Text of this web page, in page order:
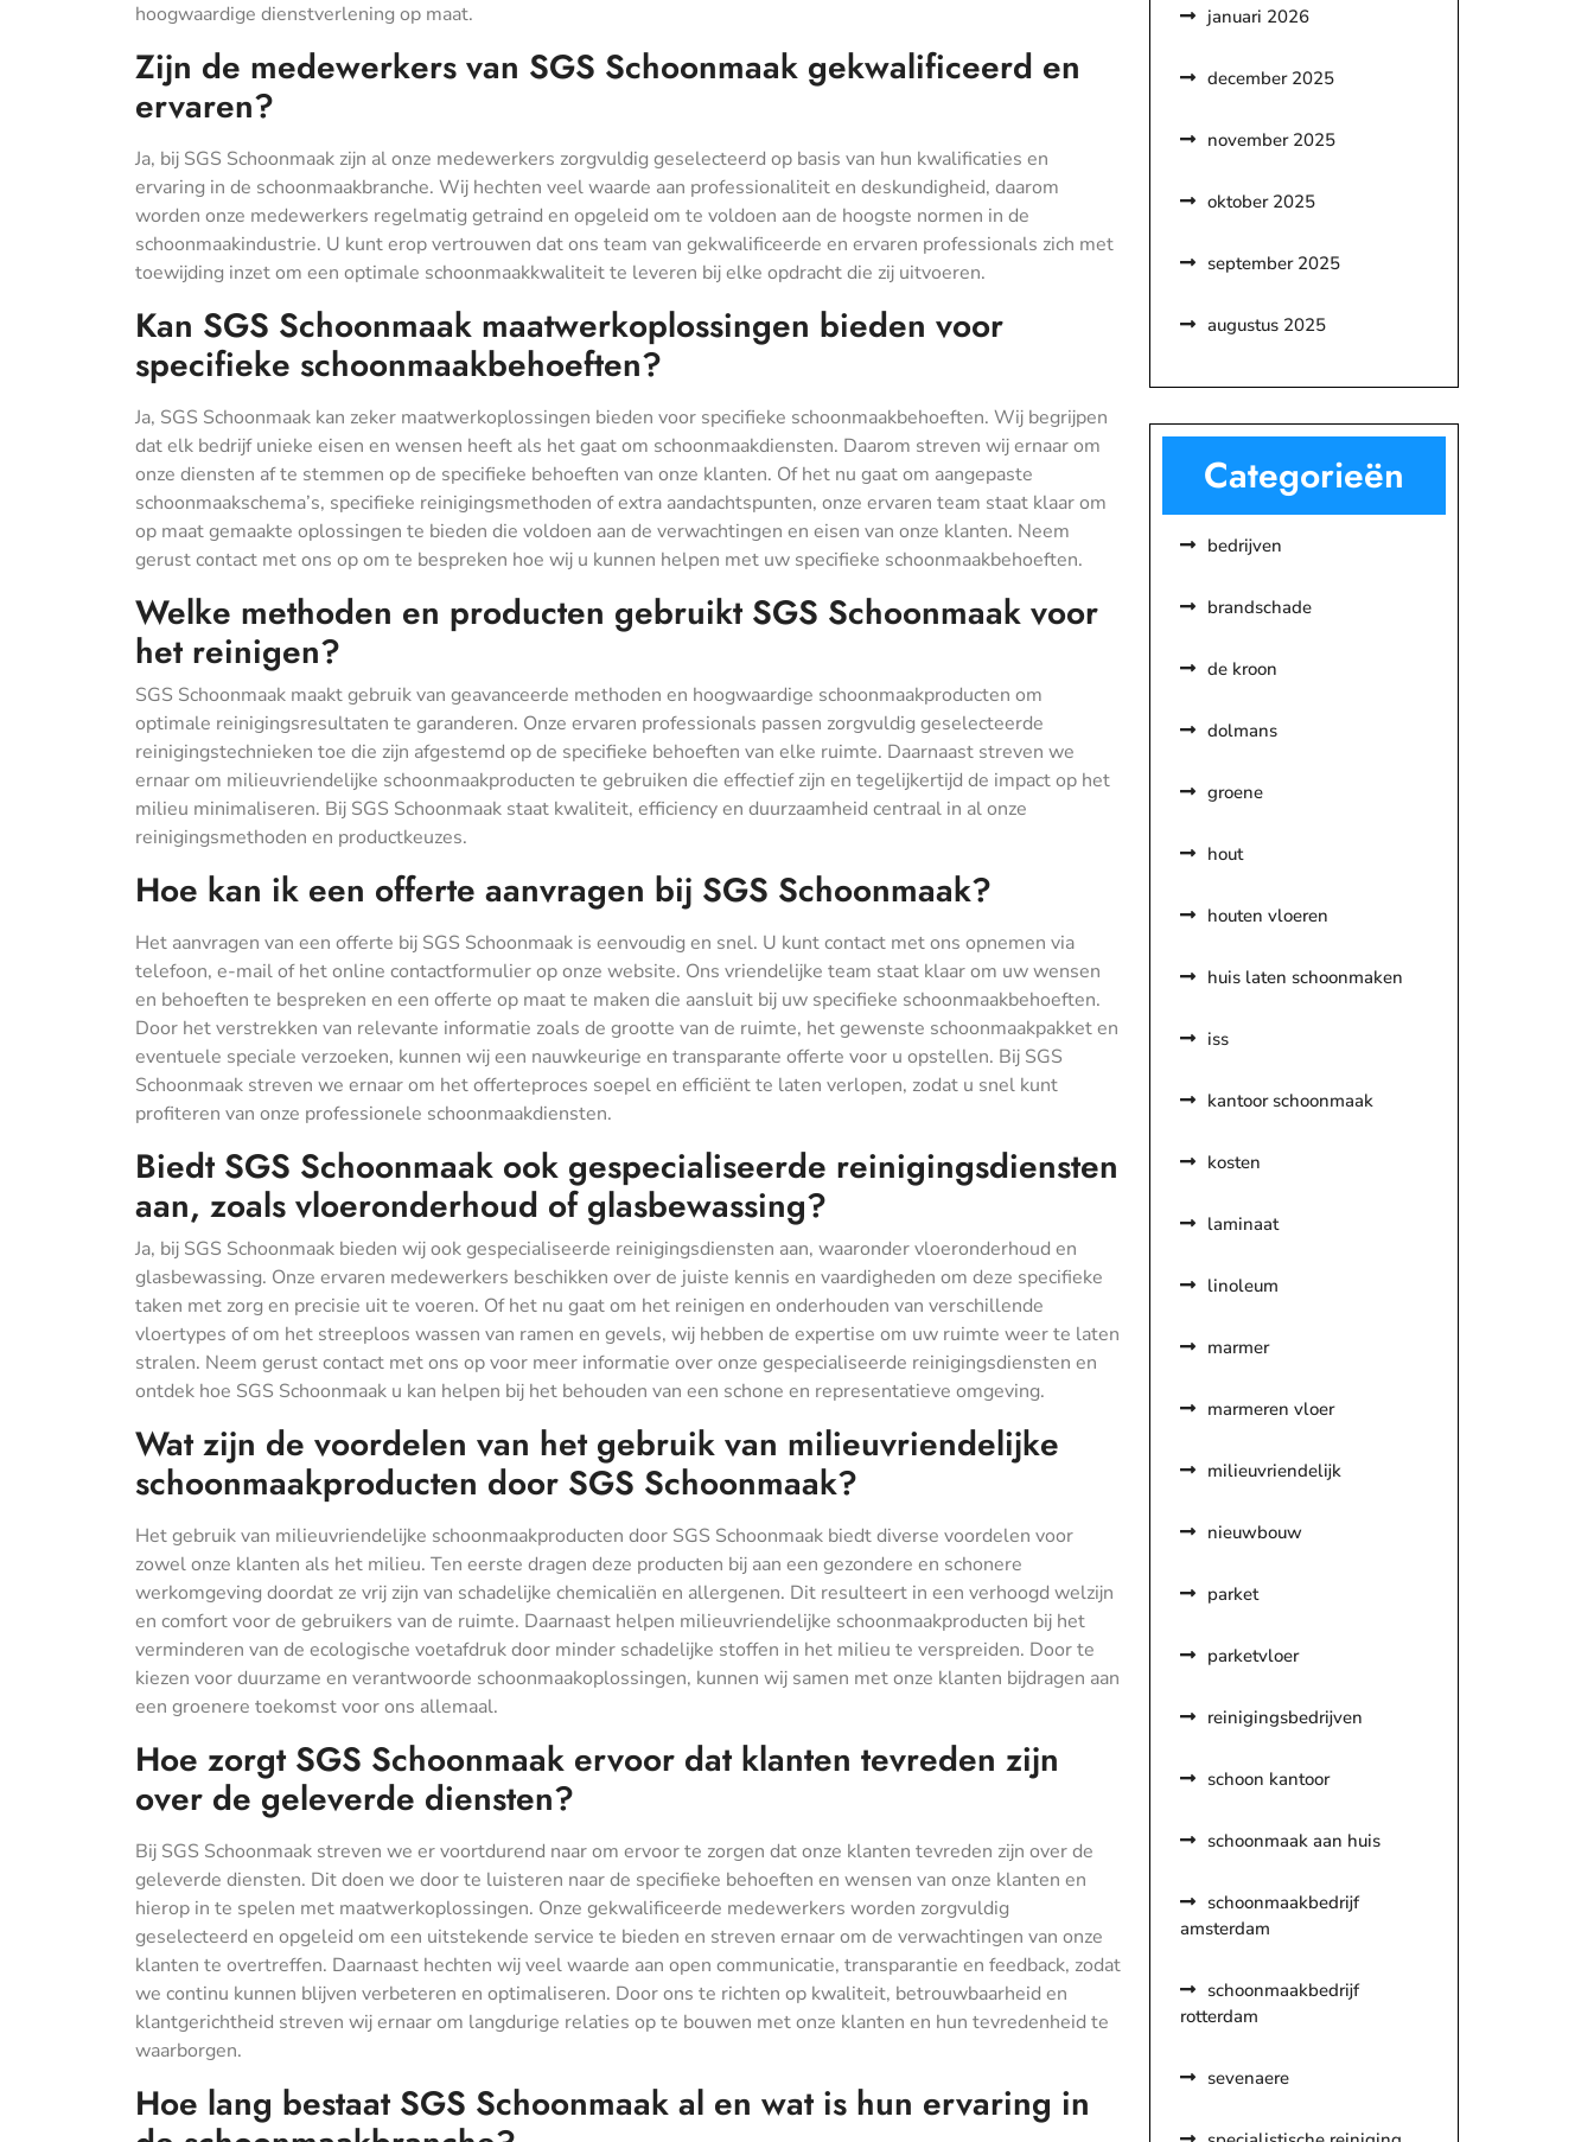
hoogwaardige dienstverlening op maat.
Zijn de medewerkers van SGS Schoonmaak gekwalificeerd en
ervaren?
Ja, bij SGS Schoonmaak zijn al onze medewerkers zorgvuldig geselecteerd op basis van hun kwalificaties en
ervaring in de schoonmaakbranche. Wij hechten veel waarde aan professionaliteit en deskundigheid, daarom
worden onze medewerkers regelmatig getraind en opgeleid om te voldoen aan de hoogste normen in de
schoonmaakindustrie. U kunt erop vertrouwen dat ons team van gekwalificeerde en ervaren professionals zich met
toewijding inzet om een optimale schoonmaakkwaliteit te leveren bij elke opdracht die zij uitvoeren.
Kan SGS Schoonmaak maatwerkoplossingen bieden voor
specifieke schoonmaakbehoeften?
Ja, SGS Schoonmaak kan zeker maatwerkoplossingen bieden voor specifieke schoonmaakbehoeften. Wij begrijpen
dat elk bedrijf unieke eisen en wensen heeft als het gaat om schoonmaakdiensten. Daarom streven wij ernaar om
onze diensten af te stemmen op de specifieke behoeften van onze klanten. Of het nu gaat om aangepaste
schoonmaakschema’s, specifieke reinigingsmethoden of extra aandachtspunten, onze ervaren team staat klaar om
op maat gemaakte oplossingen te bieden die voldoen aan de verwachtingen en eisen van onze klanten. Neem
gerust contact met ons op om te bespreken hoe wij u kunnen helpen met uw specifieke schoonmaakbehoeften.
Welke methoden en producten gebruikt SGS Schoonmaak voor
het reinigen?
SGS Schoonmaak maakt gebruik van geavanceerde methoden en hoogwaardige schoonmaakproducten om
optimale reinigingsresultaten te garanderen. Onze ervaren professionals passen zorgvuldig geselecteerde
reinigingstechnieken toe die zijn afgestemd op de specifieke behoeften van elke ruimte. Daarnaast streven we
ernaar om milieuvriendelijke schoonmaakproducten te gebruiken die effectief zijn en tegelijkertijd de impact op het
milieu minimaliseren. Bij SGS Schoonmaak staat kwaliteit, efficiency en duurzaamheid centraal in al onze
reinigingsmethoden en productkeuzes.
Hoe kan ik een offerte aanvragen bij SGS Schoonmaak?
Het aanvragen van een offerte bij SGS Schoonmaak is eenvoudig en snel. U kunt contact met ons opnemen via
telefoon, e-mail of het online contactformulier op onze website. Ons vriendelijke team staat klaar om uw wensen
en behoeften te bespreken en een offerte op maat te maken die aansluit bij uw specifieke schoonmaakbehoeften.
Door het verstrekken van relevante informatie zoals de grootte van de ruimte, het gewenste schoonmaakpakket en
eventuele speciale verzoeken, kunnen wij een nauwkeurige en transparante offerte voor u opstellen. Bij SGS
Schoonmaak streven we ernaar om het offerteproces soepel en efficiënt te laten verlopen, zodat u snel kunt
profiteren van onze professionele schoonmaakdiensten.
Biedt SGS Schoonmaak ook gespecialiseerde reinigingsdiensten
aan, zoals vloeronderhoud of glasbewassing?
Ja, bij SGS Schoonmaak bieden wij ook gespecialiseerde reinigingsdiensten aan, waaronder vloeronderhoud en
glasbewassing. Onze ervaren medewerkers beschikken over de juiste kennis en vaardigheden om deze specifieke
taken met zorg en precisie uit te voeren. Of het nu gaat om het reinigen en onderhouden van verschillende
vloertypes of om het streeploos wassen van ramen en gevels, wij hebben de expertise om uw ruimte weer te laten
stralen. Neem gerust contact met ons op voor meer informatie over onze gespecialiseerde reinigingsdiensten en
ontdek hoe SGS Schoonmaak u kan helpen bij het behouden van een schone en representatieve omgeving.
Wat zijn de voordelen van het gebruik van milieuvriendelijke
schoonmaakproducten door SGS Schoonmaak?
Het gebruik van milieuvriendelijke schoonmaakproducten door SGS Schoonmaak biedt diverse voordelen voor
zowel onze klanten als het milieu. Ten eerste dragen deze producten bij aan een gezondere en schonere
werkomgeving doordat ze vrij zijn van schadelijke chemicaliën en allergenen. Dit resulteert in een verhoogd welzijn
en comfort voor de gebruikers van de ruimte. Daarnaast helpen milieuvriendelijke schoonmaakproducten bij het
verminderen van de ecologische voetafdruk door minder schadelijke stoffen in het milieu te verspreiden. Door te
kiezen voor duurzame en verantwoorde schoonmaakoplossingen, kunnen wij samen met onze klanten bijdragen aan
een groenere toekomst voor ons allemaal.
Hoe zorgt SGS Schoonmaak ervoor dat klanten tevreden zijn
over de geleverde diensten?
Bij SGS Schoonmaak streven we er voortdurend naar om ervoor te zorgen dat onze klanten tevreden zijn over de
geleverde diensten. Dit doen we door te luisteren naar de specifieke behoeften en wensen van onze klanten en
hierop in te spelen met maatwerkoplossingen. Onze gekwalificeerde medewerkers worden zorgvuldig
geselecteerd en opgeleid om een uitstekende service te bieden en streven ernaar om de verwachtingen van onze
klanten te overtreffen. Daarnaast hechten wij veel waarde aan open communicatie, transparantie en feedback, zodat
we continu kunnen blijven verbeteren en optimaliseren. Door ons te richten op kwaliteit, betrouwbaarheid en
klantgerichtheid streven wij ernaar om langdurige relaties op te bouwen met onze klanten en hun tevredenheid te
waarborgen.
Hoe lang bestaat SGS Schoonmaak al en wat is hun ervaring in
januari 2026
december 2025
november 2025
oktober 2025
september 2025
augustus 2025
Categorieën
bedrijven
brandschade
de kroon
dolmans
groene
hout
houten vloeren
huis laten schoonmaken
iss
kantoor schoonmaak
kosten
laminaat
linoleum
marmer
marmeren vloer
milieuvriendelijk
nieuwbouw
parket
parketvloer
reinigingsbedrijven
schoon kantoor
schoonmaak aan huis
schoonmaakbedrijf
amsterdam
schoonmaakbedrijf
rotterdam
sevenaere